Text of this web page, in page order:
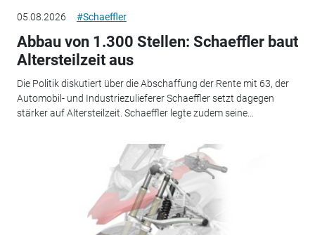
05.08.2026 #Schaeffler
Abbau von 1.300 Stellen: Schaeffler baut
Altersteilzeit aus
Die Politik diskutiert über die Abschaffung der Rente mit 63, der
Automobil- und Industriezulieferer Schaeffler setzt dagegen
stärker auf Altersteilzeit. Schaeffler legte zudem seine...